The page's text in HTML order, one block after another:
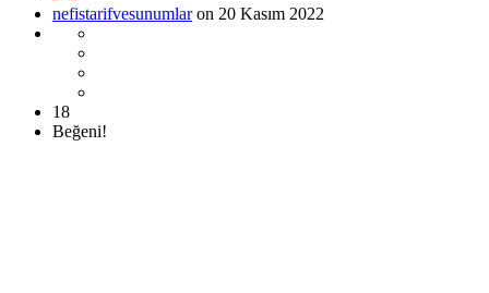
nefistarifvesunumlaron 20 Kasım 2022
18
Beğeni!